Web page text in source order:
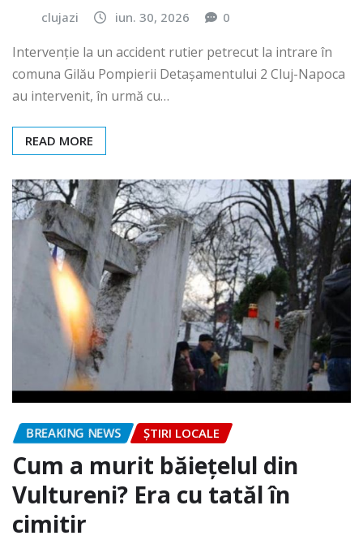
clujazi iun. 30, 2026 0
Intervenție la un accident rutier petrecut la intrare în
comuna Gilău Pompierii Detașamentului 2 Cluj-Napoca
au intervenit, în urmă cu…
READ MORE
BREAKING NEWS ȘTIRI LOCALE
Cum a murit băiețelul din
Vultureni? Era cu tatăl în
cimitir